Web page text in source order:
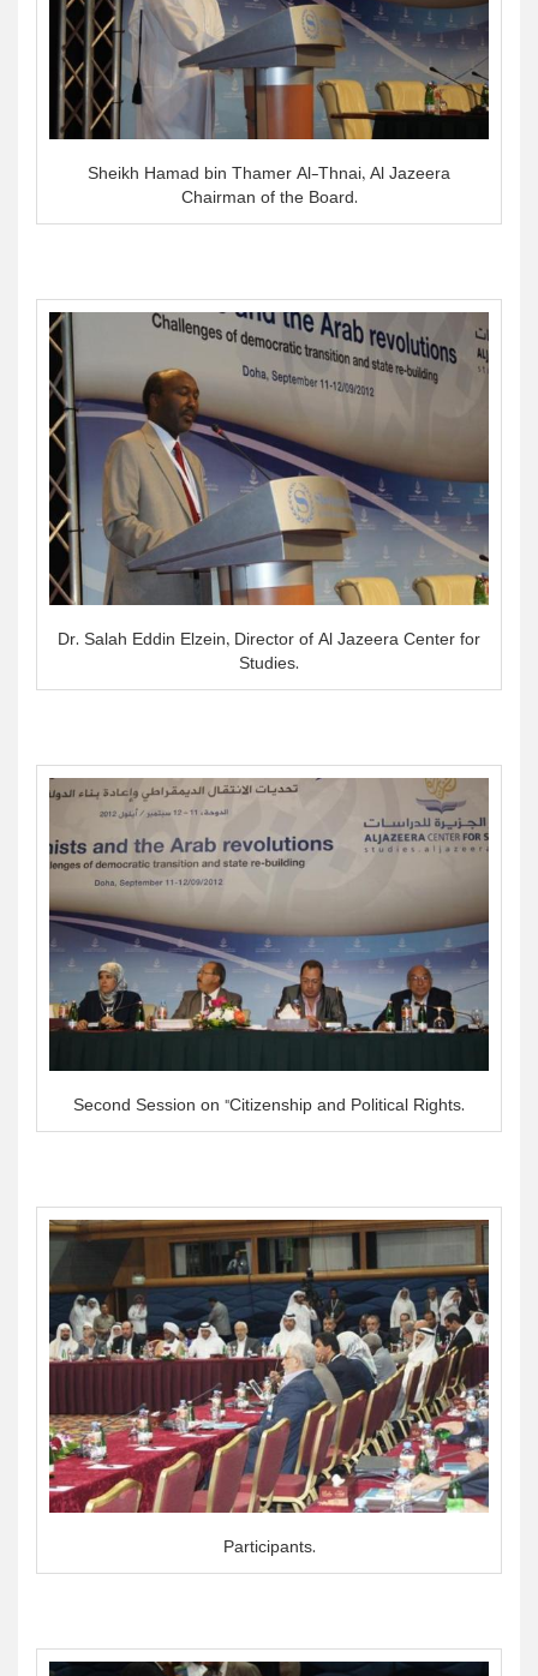
Sheikh Hamad bin Thamer Al-Thnai, Al Jazeera
Chairman of the Board.
Dr. Salah Eddin Elzein, Director of Al Jazeera Center for
Studies.
Second Session on "Citizenship and Political Rights.
Participants.